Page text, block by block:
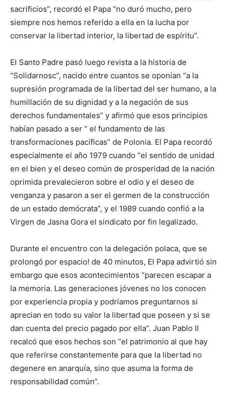
sacrificios”, recordó el Papa “no duró mucho, pero
siempre nos hemos referido a ella en la lucha por
conservar la libertad interior, la libertad de espíritu”.
El Santo Padre pasó luego revista a la historia de
“Solidarnosc”, nacido entre cuantos se oponían “a la
supresión programada de la libertad del ser humano, a la
humillación de su dignidad y a la negación de sus
derechos fundamentales” y afirmó que esos principios
habían pasado a ser “ el fundamento de las
transformaciones pacíficas” de Polonia. El Papa recordó
especialmente el año 1979 cuando “el sentido de unidad
en el bien y el deseo común de prosperidad de la nación
oprimida prevalecieron sobre el odio y el deseo de
venganza y pasaron a ser el germen de la construcción
de un estado demócrata”, y el 1989 cuando confió a la
Virgen de Jasna Gora el sindicato por fin legalizado.
Durante el encuentro con la delegación polaca, que se
prolongó por espacio! de 40 minutos, El Papa advirtió sin
embargo que esos acontecimientos “parecen escapar a
la memoria. Las generaciones jóvenes no los conocen
por experiencia propia y podríamos preguntarnos si
aprecian en todo su valor la libertad que poseen y si se
dan cuenta del precio pagado por ella”. Juan Pablo II
recalcó que esos hechos son “el patrimonio al que hay
que referirse constantemente para que la libertad no
degenere en anarquía, sino que asuma la forma de
responsabilidad común”.